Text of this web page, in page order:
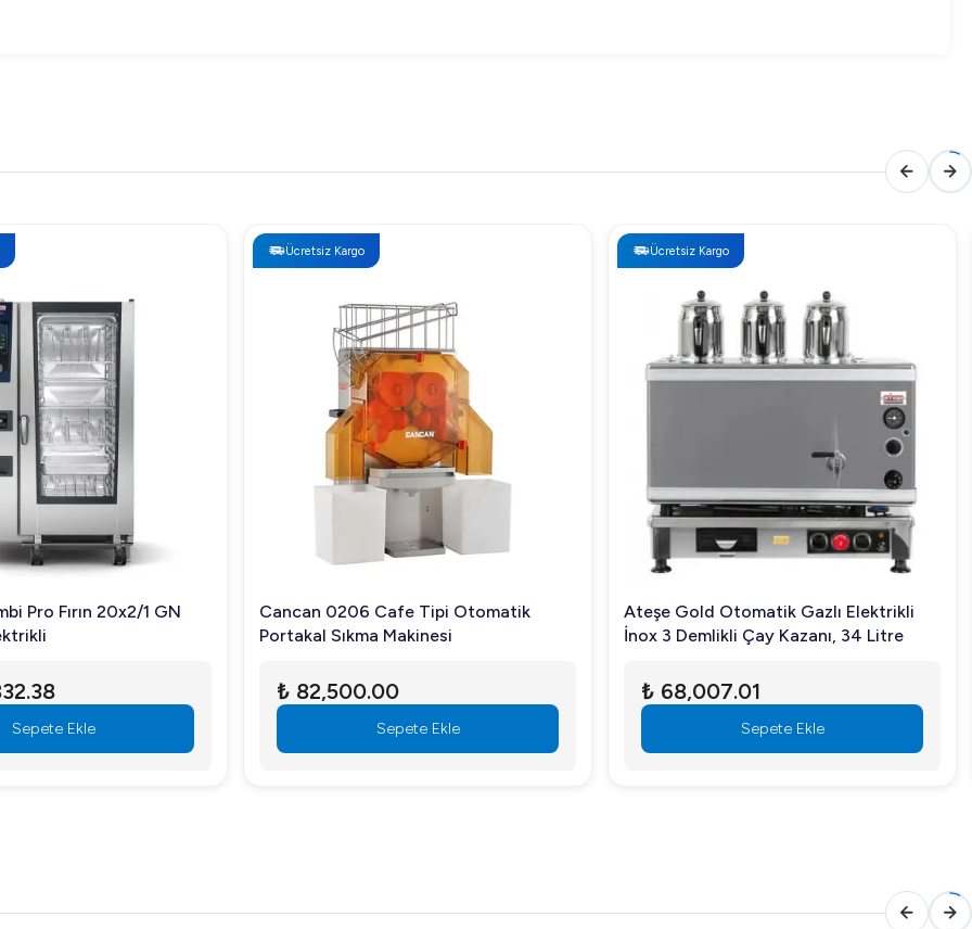
gibi aksesuarlar, ek güvenlik ve hijyen sağlamak üzere ayrıca temin edilebilir.
uygundur.
makinesi ile verimliliği artırın. Detaylı bilgi ve sipariş için web sitemizden veya müşteri hizmetlerimizle iletişime
Pro Fırın 20x2/1 GN
Sepete Ekle
Ücretsiz Kargo
Cancan 0206 Cafe Tipi Otomatik
Portakal Sıkma Makinesi
₺ 82,500.00
Sepete Ekle
Ücretsiz Kargo
Ateşe Gold Otomatik Gazlı Elektrikli
İnox 3 Demlikli Çay Kazanı, 34 Litre
₺ 68,007.01
Sepete Ekle